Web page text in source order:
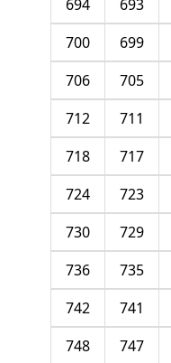
693
694
699
700
705
706
711
712
717
718
723
724
729
730
735
736
741
742
747
748